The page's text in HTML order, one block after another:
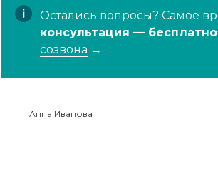
Остались вопросы? Самое
консультация —
созвона →
Анна Иванова